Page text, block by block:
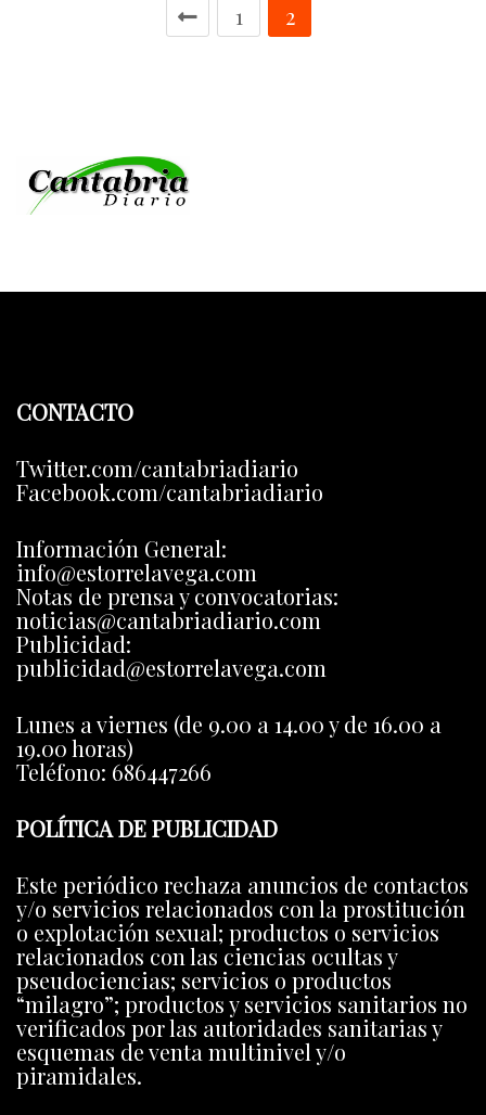
1 2
CONTACTO
Twitter.com/cantabriadiario
Facebook.com/cantabriadiario
Información General:
info@estorrelavega.com
Notas de prensa y convocatorias:
noticias@cantabriadiario.com
Publicidad:
publicidad@estorrelavega.com
Lunes a viernes (de 9.00 a 14.00 y de 16.00 a
19.00 horas)
Teléfono: 686447266
POLÍTICA DE PUBLICIDAD
Este periódico rechaza anuncios de contactos
y/o servicios relacionados con la prostitución
o explotación sexual; productos o servicios
relacionados con las ciencias ocultas y
pseudociencias; servicios o productos
“milagro”; productos y servicios sanitarios no
verificados por las autoridades sanitarias y
esquemas de venta multinivel y/o
piramidales.